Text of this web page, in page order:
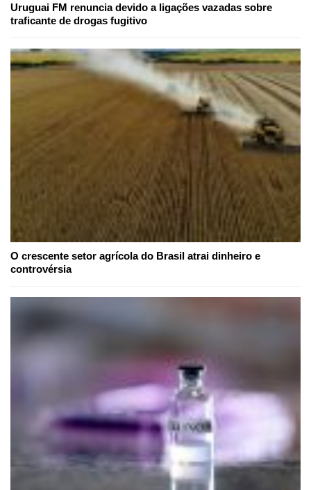
Uruguai FM renuncia devido a ligações vazadas sobre
traficante de drogas fugitivo
O crescente setor agrícola do Brasil atrai dinheiro e
controvérsia